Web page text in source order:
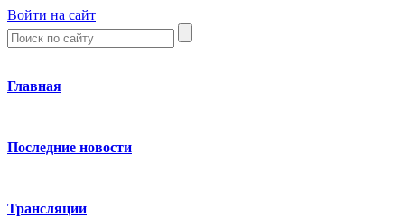
Войти на сайт
Главная
Последние новости
Трансляции